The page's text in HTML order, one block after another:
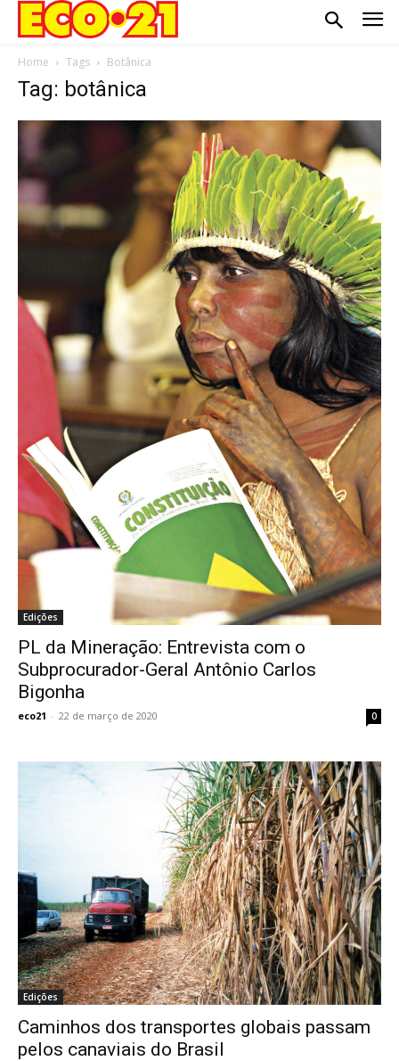
Home Tags Botânica
Tag: botânica
Edições
PL da Mineração: Entrevista com o
Subprocurador-Geral Antônio Carlos
Bigonha
eco21 - 22 de março de 2020 0
Edições
Caminhos dos transportes globais passam
pelos canaviais do Brasil